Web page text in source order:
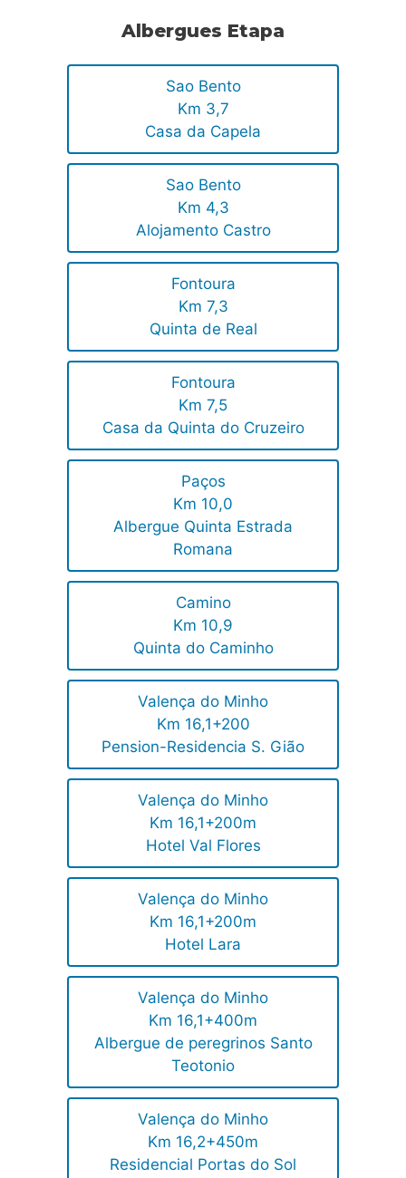
Albergues Etapa
Sao Bento
Km 3,7
Casa da Capela
Sao Bento
Km 4,3
Alojamento Castro
Fontoura
Km 7,3
Quinta de Real
Fontoura
Km 7,5
Casa da Quinta do Cruzeiro
Paços
Km 10,0
Albergue Quinta Estrada
Romana
Camino
Km 10,9
Quinta do Caminho
Valença do Minho
Km 16,1+200
Pension-Residencia S. Gião
Valença do Minho
Km 16,1+200m
Hotel Val Flores
Valença do Minho
Km 16,1+200m
Hotel Lara
Valença do Minho
Km 16,1+400m
Albergue de peregrinos Santo
Teotonio
Valença do Minho
Km 16,2+450m
Residencial Portas do Sol